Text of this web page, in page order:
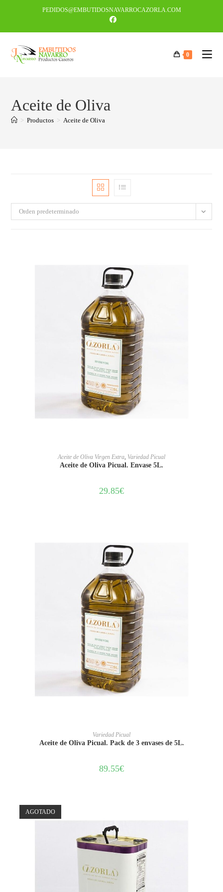
PEDIDOS@EMBUTIDOSNAVARROCAZORLA.COM
0
Aceite de Oliva
> Productos > Aceite de Oliva
Orden predeterminado
AÑADIR AL CARRITO
Aceite de Oliva Virgen Extra Variedad Picual
Aceite de Oliva Picual. Envase 5L.
29.85€
AÑADIR AL CARRITO
Variedad Picual
Aceite de Oliva Picual. Pack de 3 envases de 5L.
89.55€
AGOTADO